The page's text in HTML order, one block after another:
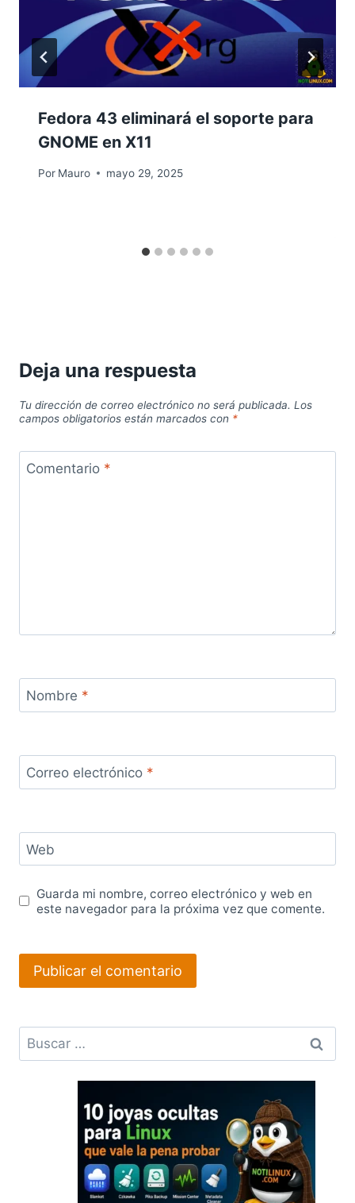
Fedora 43 eliminará el soporte para
GNOME en X11
Por Mauro mayo 29, 2025
Deja una respuesta
Tu dirección de correo electrónico no será publicada. Los
campos obligatorios están marcados con *
Comentario *
Nombre *
Correo electrónico *
Web
Guarda mi nombre, correo electrónico y web en
este navegador para la próxima vez que comente.
Buscar: